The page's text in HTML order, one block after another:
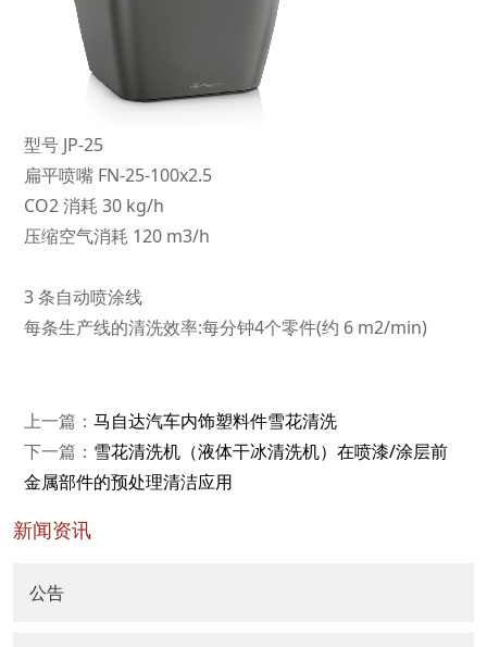
型号 JP-25
扁平喷嘴 FN-25-100x2.5
CO2 消耗 30 kg/h
压缩空气消耗 120 m3/h
3 条自动喷涂线
每条生产线的清洗效率:每分钟4个零件(约 6 m2/min)
上一篇： 马自达汽车内饰塑料件雪花清洗
下一篇： 雪花清洗机（液体干冰清洗机）在喷漆/涂层前
金属部件的预处理清洁应用
新闻资讯
公告